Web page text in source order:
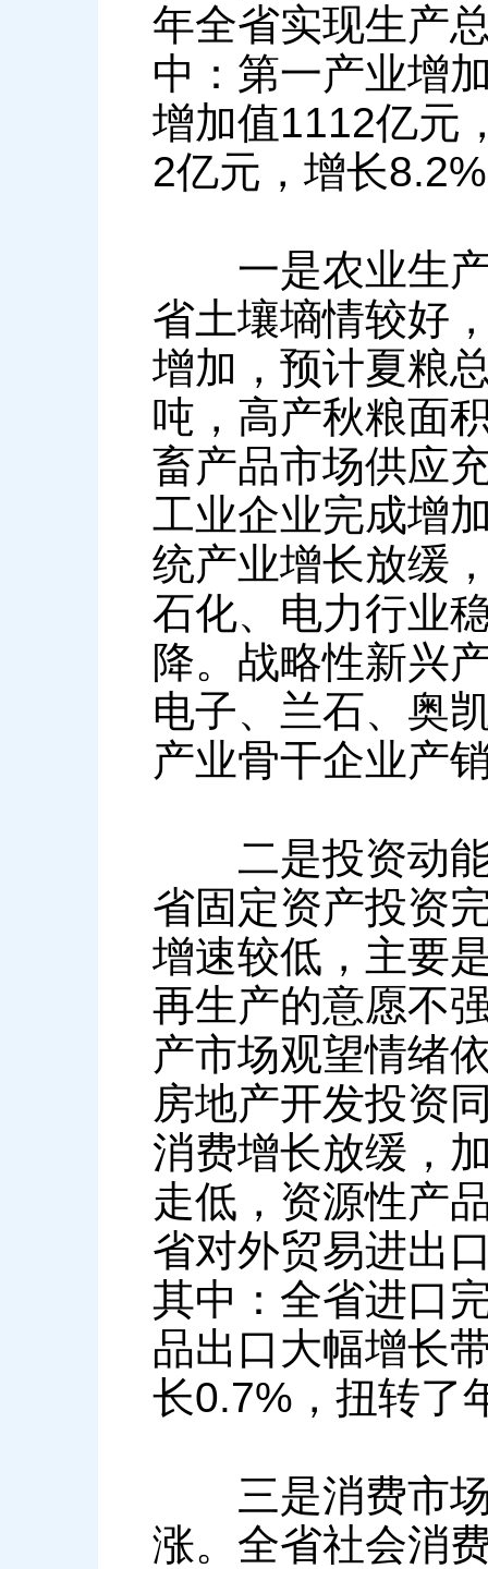
年全省实现生产
中：第一产业增
增加值1112亿元
2亿元，增长
一是农业生产
省土壤墒情较好
增加，预计夏粮
吨，高产秋粮面
畜产品市场供应
工业企业完成增
统产业增长放缓
石化、电力行业
降。战略性新兴
电子、兰石、奥
产业骨干企业产
二是投资动能
省固定资产投资
增速较低，主要
再生产的意愿不
产市场观望情绪
房地产开发投资
消费增长放缓，
走低，资源性产
省对外贸易进出
其中：全省进口
品出口大幅增长
长0.7%，扭转了
三是消费市场
涨。全省社会消